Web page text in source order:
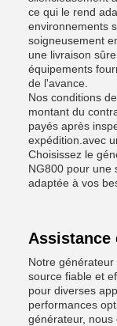
ce qui le rend
environnements
soigneusement
une livraison
équipements
de l'avance.
Nos conditions
montant du
payés après
expédition.avec
Choisissez le
NG800 pour une
adaptée à vos
Assistance
Notre
source fiable et
pour diverses
performances
générateur,